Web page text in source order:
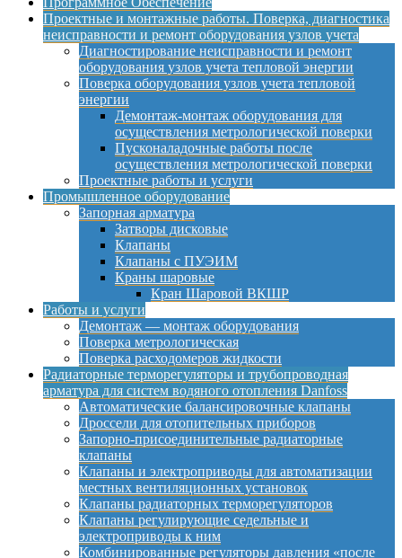
Проектные и монтажные работы. Поверка, диагностика
неисправности и ремонт оборудования узлов учета
Диагностирование неисправности и ремонт
оборудования узлов учета тепловой энергии
Поверка оборудования узлов учета тепловой
энергии
Демонтаж-монтаж оборудования для
осуществления метрологической поверки
Пусконаладочные работы после
осуществления метрологической поверки
Проектные работы и услуги
Промышленное оборудование
Запорная арматура
Затворы дисковые
Клапаны
Клапаны с ПУЭИМ
Краны шаровые
Кран Шаровой ВКШР
Работы и услуги
Демонтаж — монтаж оборудования
Поверка метрологическая
Поверка расходомеров жидкости
Радиаторные терморегуляторы и трубопроводная
арматура для систем водяного отопления Danfoss
Автоматические балансировочные клапаны
Дроссели для отопительных приборов
Запорно-присоединительные радиаторные
клапаны
Клапаны и электроприводы для автоматизации
местных вентиляционных установок
Клапаны радиаторных терморегуляторов
Клапаны регулирующие седельные и
электроприводы к ним
Комбинированные регуляторы давления «после